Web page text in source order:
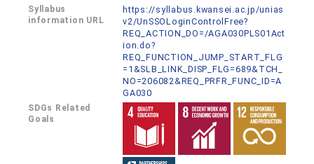
Syllabus
information URL
https://syllabus.kwansei.ac.jp/unias
v2/UnSSOLoginControlFree?
REQ_ACTION_DO=/AGA030PLS01Act
ion.do?
REQ_FUNCTION_JUMP_START_FLG
=1&SLB_LINK_DISP_FLG=689&TCH_
NO=206082&REQ_PRFR_FUNC_ID=A
GA030
SDGs Related
Goals